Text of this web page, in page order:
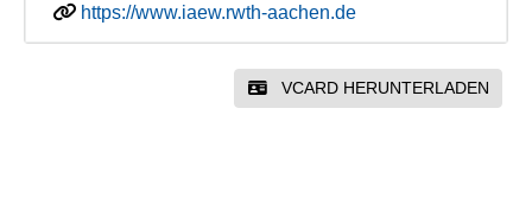
https://www.iaew.rwth-aachen.de
VCARD HERUNTERLADEN